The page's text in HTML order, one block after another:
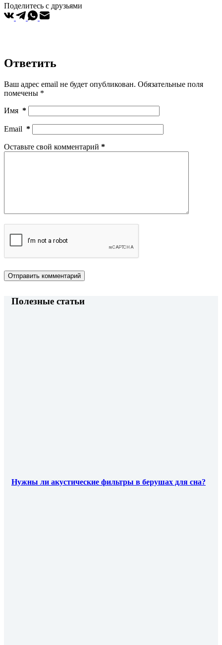
Поделитесь с друзьями
Ответить
Ваш адрес email не будет опубликован. Обязательные поля
помечены *
Имя *
Email *
Оставьте свой комментарий *
Отправить комментарий
Полезные статьи
Нужны ли акустические фильтры в берушах для сна?